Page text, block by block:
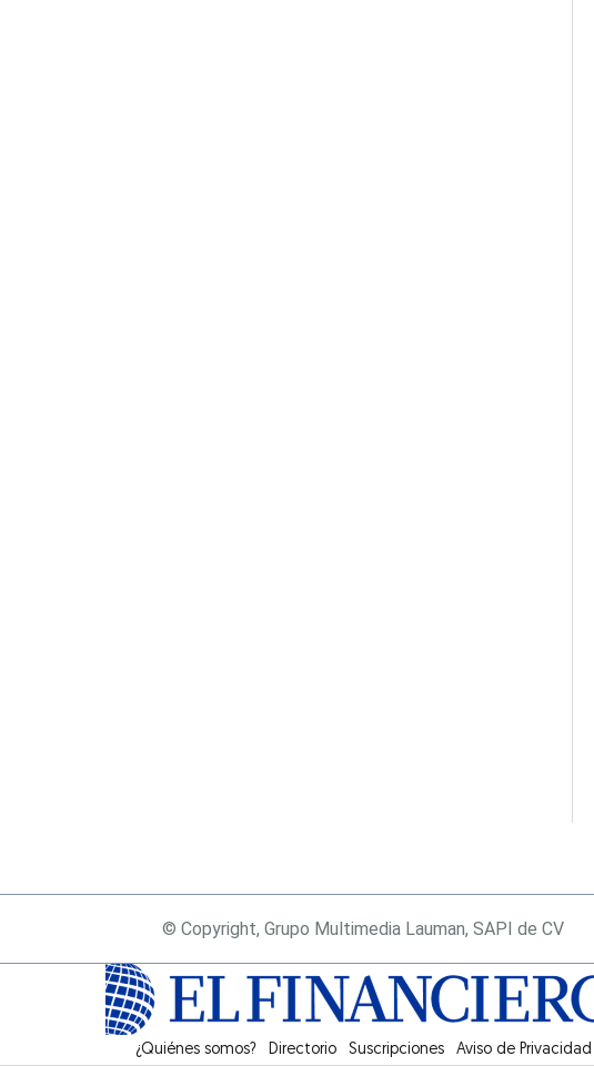
© Copyright, Grupo Multimedia Lauman, SAPI de CV
¿Quiénes somos? Directorio SuscripcionesOpens in new window
Aviso de Privacidad